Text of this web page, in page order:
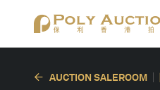
AUCTION SALEROOM